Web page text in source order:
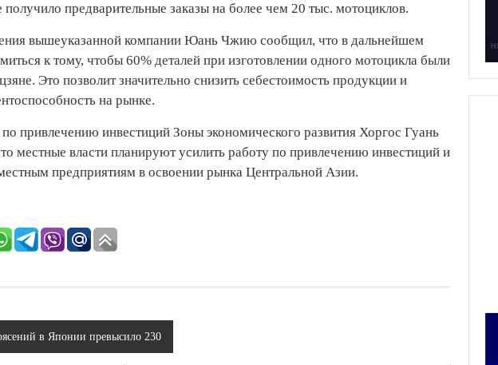
предварительные заказы на более чем 20 тыс. мотоциклов.
вышеуказанной компании Юань Чжию сообщил, что в дальнейшем
к тому, чтобы 60% деталей при изготовлении одного мотоцикла были
Это позволит значительно снизить себестоимость продукции и
на рынке.
привлечению инвестиций Зоны экономического развития Хоргос Гуань
местные власти планируют усилить работу по привлечению инвестиций и
предприятиям в освоении рынка Центральной Азии.
в Японии превысило 230